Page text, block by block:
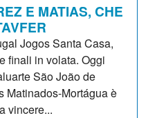
E MATIAS, CHE
Jogos Santa Casa,
finali in volata. Oggi
São João de
Matinados-Mortágua è
vincere...